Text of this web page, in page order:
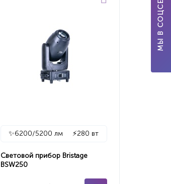
✨6200/5200 лм ⚡280 вт
Световой прибор Bristage
BSW250
МЫ В СОЦСЕТЯХ